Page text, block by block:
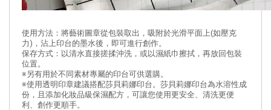
使用方法：將藝術圖章從包裝取出，吸附於光滑平面上(如壓克
力)，沾上印台的墨水後，即可進行創作。
保存方式：以清水直接搓揉沖洗，或以濕紙巾擦拭，再放回包裝
位置。
※另有用於不同素材專屬的印台可供選購。
※使用透明印章建議搭配莎貝莉娜印台。莎貝莉娜印台為水溶性成
份，且添加化妝品級保濕配方，可讓您使用更安全、清洗更便
利、創作更順手。